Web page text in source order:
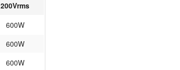
200Vrms
600W
600W
600W